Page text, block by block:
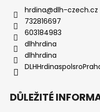
hrdina@dlh-czech.cz
732816697
603184983
dlhhrdina
dlhhrdina
DŮLEŽITÉ